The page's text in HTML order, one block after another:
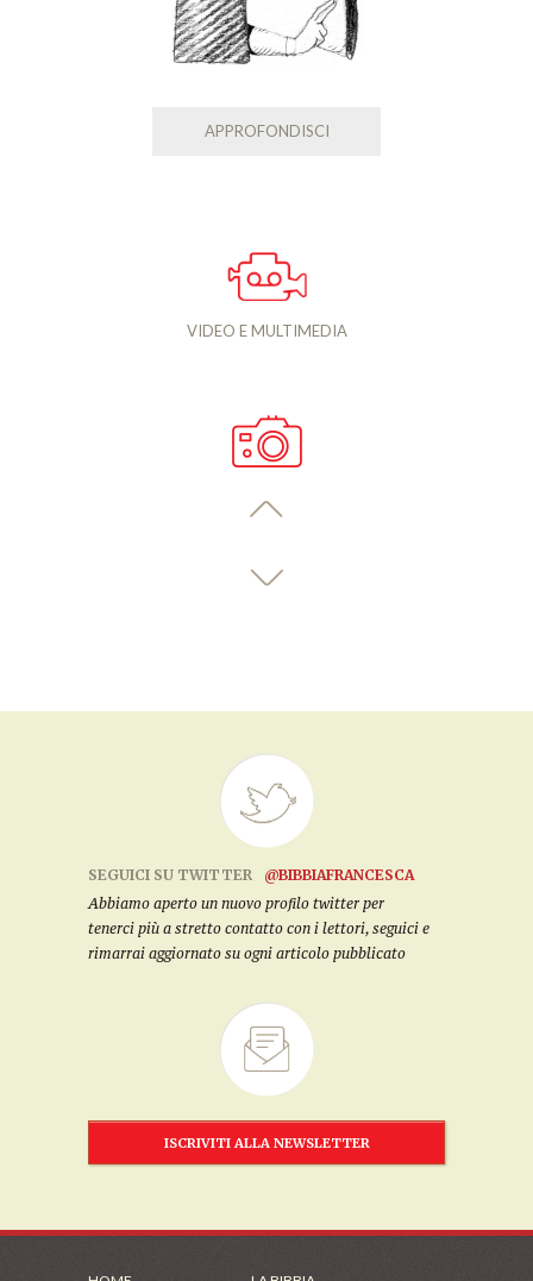
APPROFONDISCI
VIDEO E MULTIMEDIA
SEGUICI SU TWITTER
@BIBBIAFRANCESCA
Abbiamo aperto un nuovo profilo twitter per
tenerci più a stretto contatto con i lettori, seguici e
rimarrai aggiornato su ogni articolo pubblicato
ISCRIVITI ALLA NEWSLETTER